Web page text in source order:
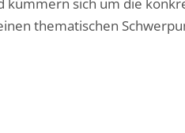
thematischen